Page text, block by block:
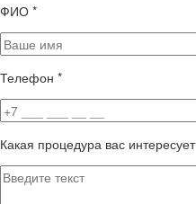
ФИО *
Телефон *
Какая процедура вас интересует